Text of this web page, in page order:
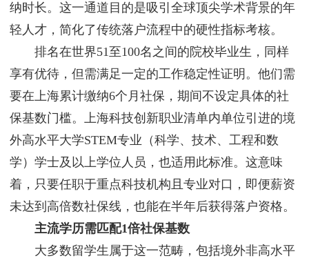
纳时长。这一通道目的是吸引全球顶尖学术背景的年
轻人才，简化了传统落户流程中的硬性指标考核。
排名在世界51至100名之间的院校毕业生，同样
享有优待，但需满足一定的工作稳定性证明。他们需
要在上海累计缴纳6个月社保，期间不设定具体的社
保基数门槛。上海科技创新职业清单内单位引进的境
外高水平大学STEM专业（科学、技术、工程和数
学）学士及以上学位人员，也适用此标准。这意味
着，只要任职于重点科技机构且专业对口，即便薪资
未达到高倍数社保线，也能在半年后获得落户资格。
主流学历需匹配1倍社保基数
大多数留学生属于这一范畴，包括境外非高水平